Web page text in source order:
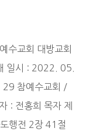
교회 대방교회
일시 : 2022. 05.
29 참예수교회 /
: 전홍희 목자 제
행전 2장 41절